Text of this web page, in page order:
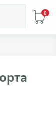
0